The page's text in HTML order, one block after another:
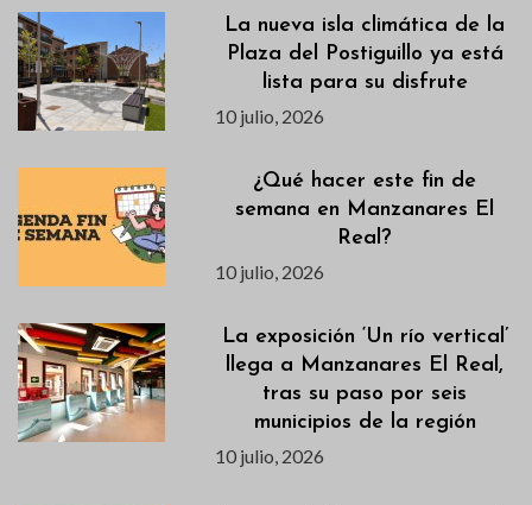
La nueva isla climática de la
Plaza del Postiguillo ya está
lista para su disfrute
10 julio, 2026
¿Qué hacer este fin de
semana en Manzanares El
Real?
10 julio, 2026
La exposición ‘Un río vertical’
llega a Manzanares El Real,
tras su paso por seis
municipios de la región
10 julio, 2026